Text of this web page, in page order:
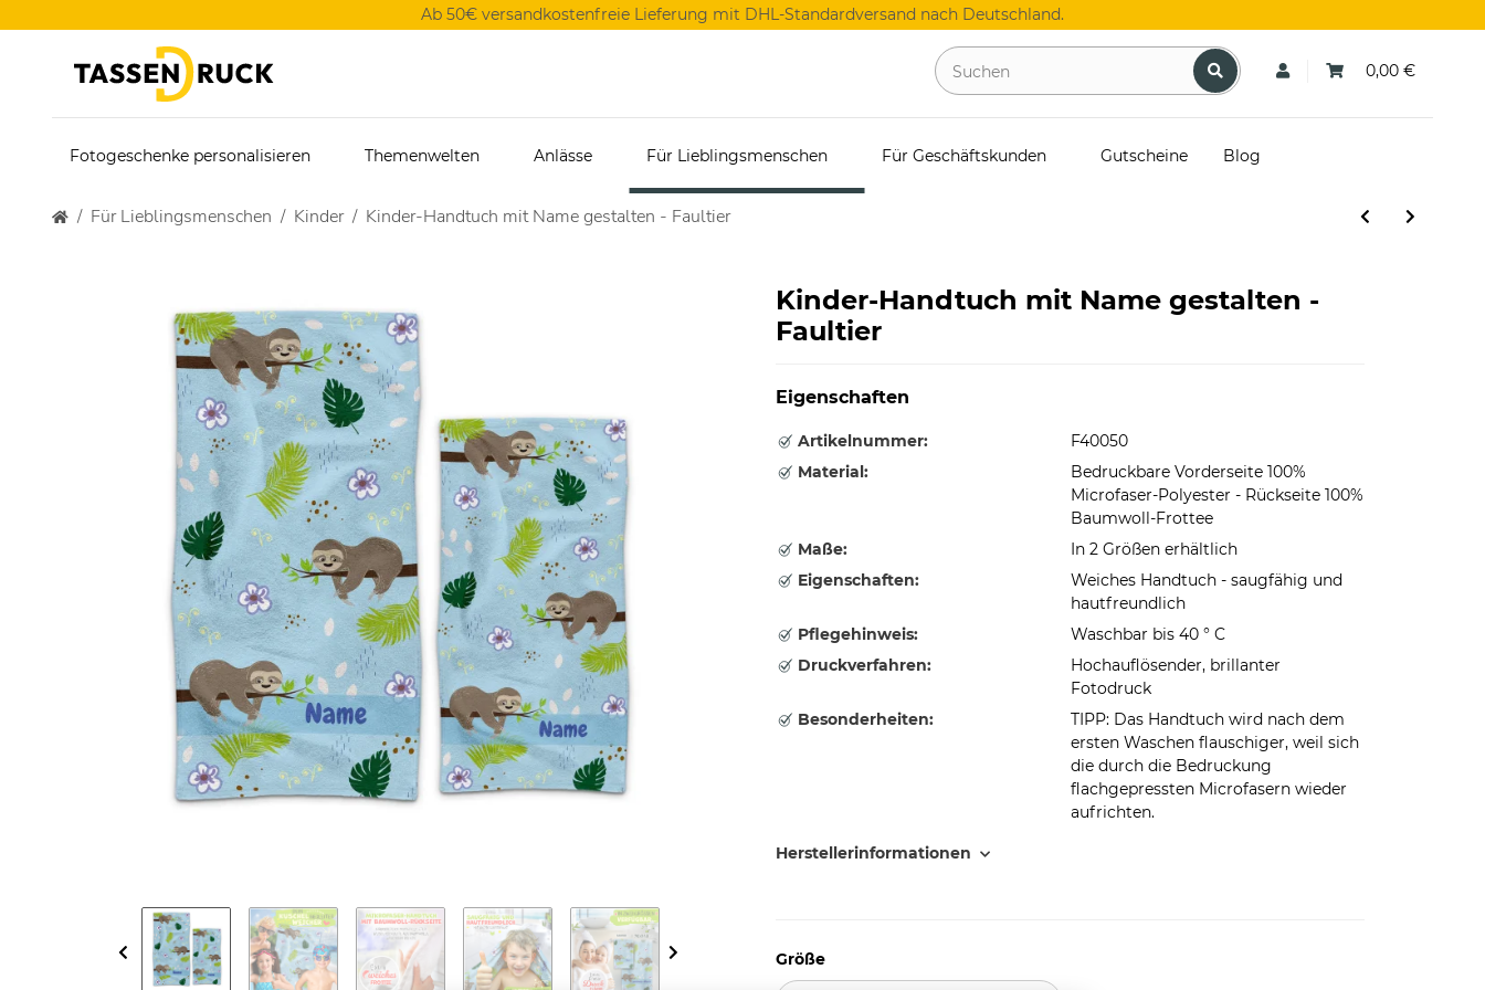
Ab 50€ versandkostenfreie Lieferung mit DHL-Standardversand nach Deutschland.
0,00 €
Fotogeschenke personalisieren Themenwelten Anlässe Für Lieblingsmenschen Für Geschäftskunden Gutscheine Blog
Für Lieblingsmenschen Kinder Kinder-Handtuch mit Name gestalten - Faultier
Kinder-Handtuch mit Name gestalten -
Faultier
Eigenschaften
Artikelnummer:
F40050
Material:
Bedruckbare Vorderseite 100%
Microfaser-Polyester - Rückseite 100%
Baumwoll-Frottee
Maße:
In 2 Größen erhältlich
Eigenschaften:
Weiches Handtuch - saugfähig und
hautfreundlich
Pflegehinweis:
Waschbar bis 40 ° C
Druckverfahren:
Hochauflösender, brillanter
Fotodruck
Besonderheiten:
TIPP: Das Handtuch wird nach dem
ersten Waschen flauschiger, weil sich
die durch die Bedruckung
flachgepressten Microfasern wieder
aufrichten.
Herstellerinformationen
Größe